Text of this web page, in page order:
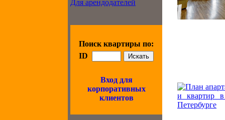
Для арендодателей
Поиск квартиры по:
ID
Вход для
корпоративных
клиентов